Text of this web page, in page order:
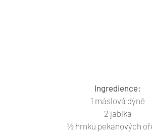
Ingredience:
1 máslová dýně
2 jablka
½ hrnku pekanových